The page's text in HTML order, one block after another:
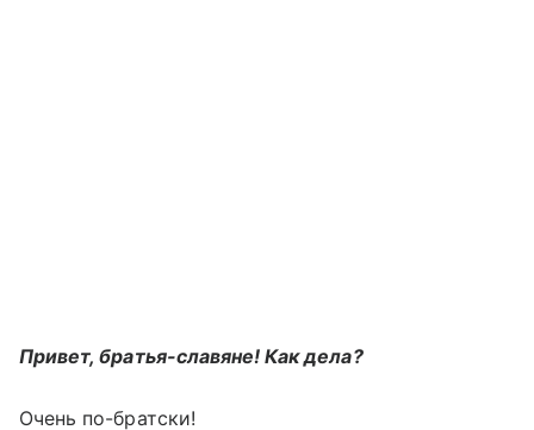
Привет, братья-славяне! Как дела?
Очень по-братски!